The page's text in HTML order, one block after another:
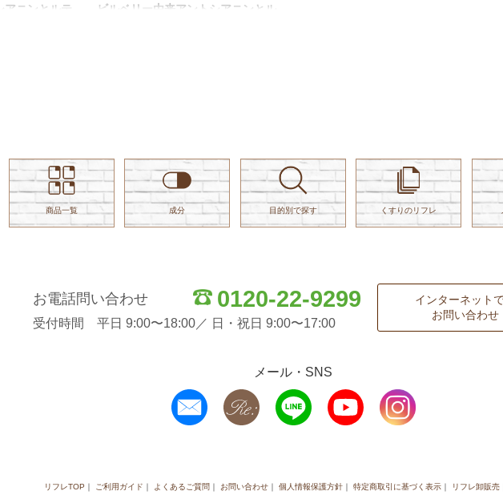
アニンとルテ
ビルベリー由来アントシアニンとル
商品一覧 成分 目的別で探す くすりのリフレ
お電話問い合わせ 0120-22-9299
受付時間 平日 9:00〜18:00／ 日・祝日 9:00〜17:00
インターネット
お問い合わせ
メール・SNS
リフレTOP ご利用ガイド よくあるご質問 お問い合わせ 個人情報保護方針 特定商取引に基づく表示 リフレ卸販売